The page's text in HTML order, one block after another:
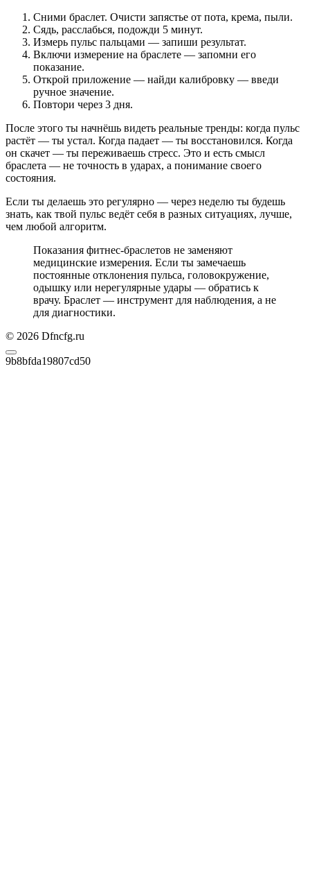
Сними браслет. Очисти запястье от пота, крема, пыли.
Сядь, расслабься, подожди 5 минут.
Измерь пульс пальцами — запиши результат.
Включи измерение на браслете — запомни его
показание.
Открой приложение — найди калибровку — введи
ручное значение.
Повтори через 3 дня.
После этого ты начнёшь видеть реальные тренды: когда пульс
растёт — ты устал. Когда падает — ты восстановился. Когда
он скачет — ты переживаешь стресс. Это и есть смысл
браслета — не точность в ударах, а понимание своего
состояния.
Если ты делаешь это регулярно — через неделю ты будешь
знать, как твой пульс ведёт себя в разных ситуациях, лучше,
чем любой алгоритм.
Показания фитнес-браслетов не заменяют
медицинские измерения. Если ты замечаешь
постоянные отклонения пульса, головокружение,
одышку или нерегулярные удары — обратись к
врачу. Браслет — инструмент для наблюдения, а не
для диагностики.
© 2026 Dfncfg.ru
9b8bfda19807cd50